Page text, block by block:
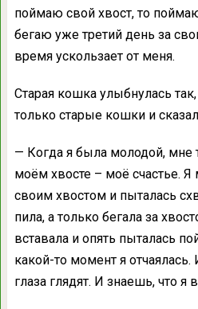
поймаю свой хвост, то
бегаю уже третий день за
время ускользает от меня.
Старая кошка улыбнулась
только старые кошки и
— Когда я была молодой, мне
моём хвосте – моё счастье. Я
своим хвостом и пыталась
пила, а только бегала за
вставала и опять пыталась
какой-то момент я
глаза глядят. И знаешь, что я